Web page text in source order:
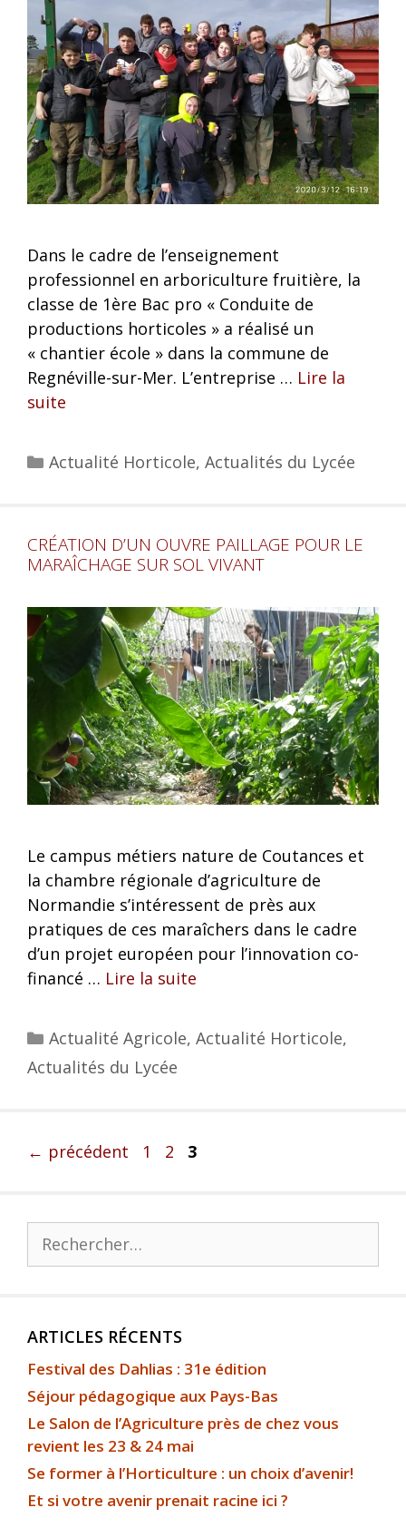
Dans le cadre de l’enseignement
professionnel en arboriculture fruitière, la
classe de 1ère Bac pro « Conduite de
productions horticoles » a réalisé un
« chantier école » dans la commune de
Regnéville-sur-Mer. L’entreprise … Lire la
suite
Actualité Horticole, Actualités du Lycée
CRÉATION D’UN OUVRE PAILLAGE POUR LE
MARAÎCHAGE SUR SOL VIVANT
Le campus métiers nature de Coutances et
la chambre régionale d’agriculture de
Normandie s’intéressent de près aux
pratiques de ces maraîchers dans le cadre
d’un projet européen pour l’innovation co-
financé … Lire la suite
Actualité Agricole, Actualité Horticole,
Actualités du Lycée
← précédent 1 2 3
ARTICLES RÉCENTS
Festival des Dahlias : 31e édition
Séjour pédagogique aux Pays-Bas
Le Salon de l’Agriculture près de chez vous
revient les 23 & 24 mai
Se former à l’Horticulture : un choix d’avenir!
Et si votre avenir prenait racine ici ?